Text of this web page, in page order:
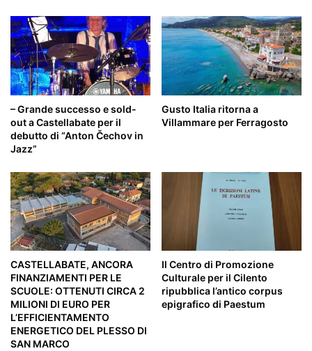
– Grande successo e sold-
out a Castellabate per il
debutto di “Anton Čechov in
Jazz”
Gusto Italia ritorna a
Villammare per Ferragosto
CASTELLABATE, ANCORA
FINANZIAMENTI PER LE
SCUOLE: OTTENUTI CIRCA 2
MILIONI DI EURO PER
L’EFFICIENTAMENTO
ENERGETICO DEL PLESSO DI
SAN MARCO
Il Centro di Promozione
Culturale per il Cilento
ripubblica l’antico corpus
epigrafico di Paestum